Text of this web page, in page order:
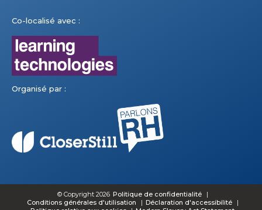
Co-localisé avec :
Organisé par :
© Copyright 2026 Politique de confidentialité
Conditions générales d'utilisation
Déclaration d'accessibilité